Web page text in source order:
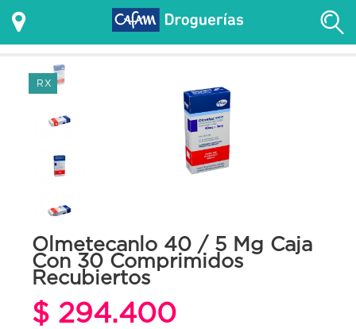
RX
Olmetecanlo 40 / 5 Mg Caja
Con 30 Comprimidos
Recubiertos
$ 294.400